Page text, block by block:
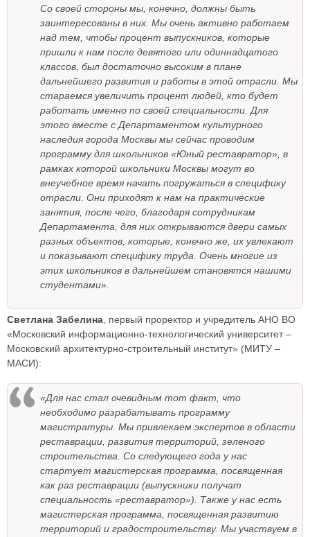
Со своей стороны мы, конечно, должны быть
заинтересованы в них. Мы очень активно работаем
над тем, чтобы процент выпускников, которые
пришли к нам после девятого или одиннадцатого
классов, был достаточно высоким в плане
дальнейшего развития и работы в этой отрасли. Мы
стараемся увеличить процент людей, кто будет
работать именно по своей специальности. Для
этого вместе с Департаментом культурного
наследия города Москвы мы сейчас проводим
программу для школьников «Юный реставратор», в
рамках которой школьники Москвы могут во
внеучебное время начать погружаться в специфику
отрасли. Они приходят к нам на практические
занятия, после чего, благодаря сотрудникам
Департамента, для них открываются двери самых
разных объектов, которые, конечно же, их увлекают
и показывают специфику труда. Очень многие из
этих школьников в дальнейшем становятся нашими
студентами».
Светлана Забелина , первый проректор и учредитель АНО ВО
«Московский информационно-технологический университет –
Московский архитектурно-строительный институт» (МИТУ –
МАСИ):
«Для нас стал очевидным тот факт, что
необходимо разрабатывать программу
магистратуры. Мы привлекаем экспертов в области
реставрации, развития территорий, зеленого
строительства. Со следующего года у нас
стартует магистерская программа, посвященная
как раз реставрации (выпускники получат
специальность «реставратор»). Также у нас есть
магистерская программа, посвященная развитию
территорий и градостроительству. Мы участвуем в